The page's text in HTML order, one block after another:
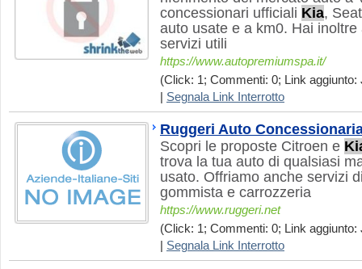
concessionari ufficiali Kia,
auto usate e a km0. Hai
servizi utili
https://www.autopremiumspa.it/
(Click: 1; Commenti: 0; Link aggiunto:
Segnala Link Interrotto
Ruggeri Auto
Scopri le proposte Citroen e
trova la tua auto di qualsiasi
usato. Offriamo anche servizi
gommista e carrozzeria
https://www.ruggeri.net
(Click: 1; Commenti: 0; Link aggiunto:
Segnala Link Interrotto